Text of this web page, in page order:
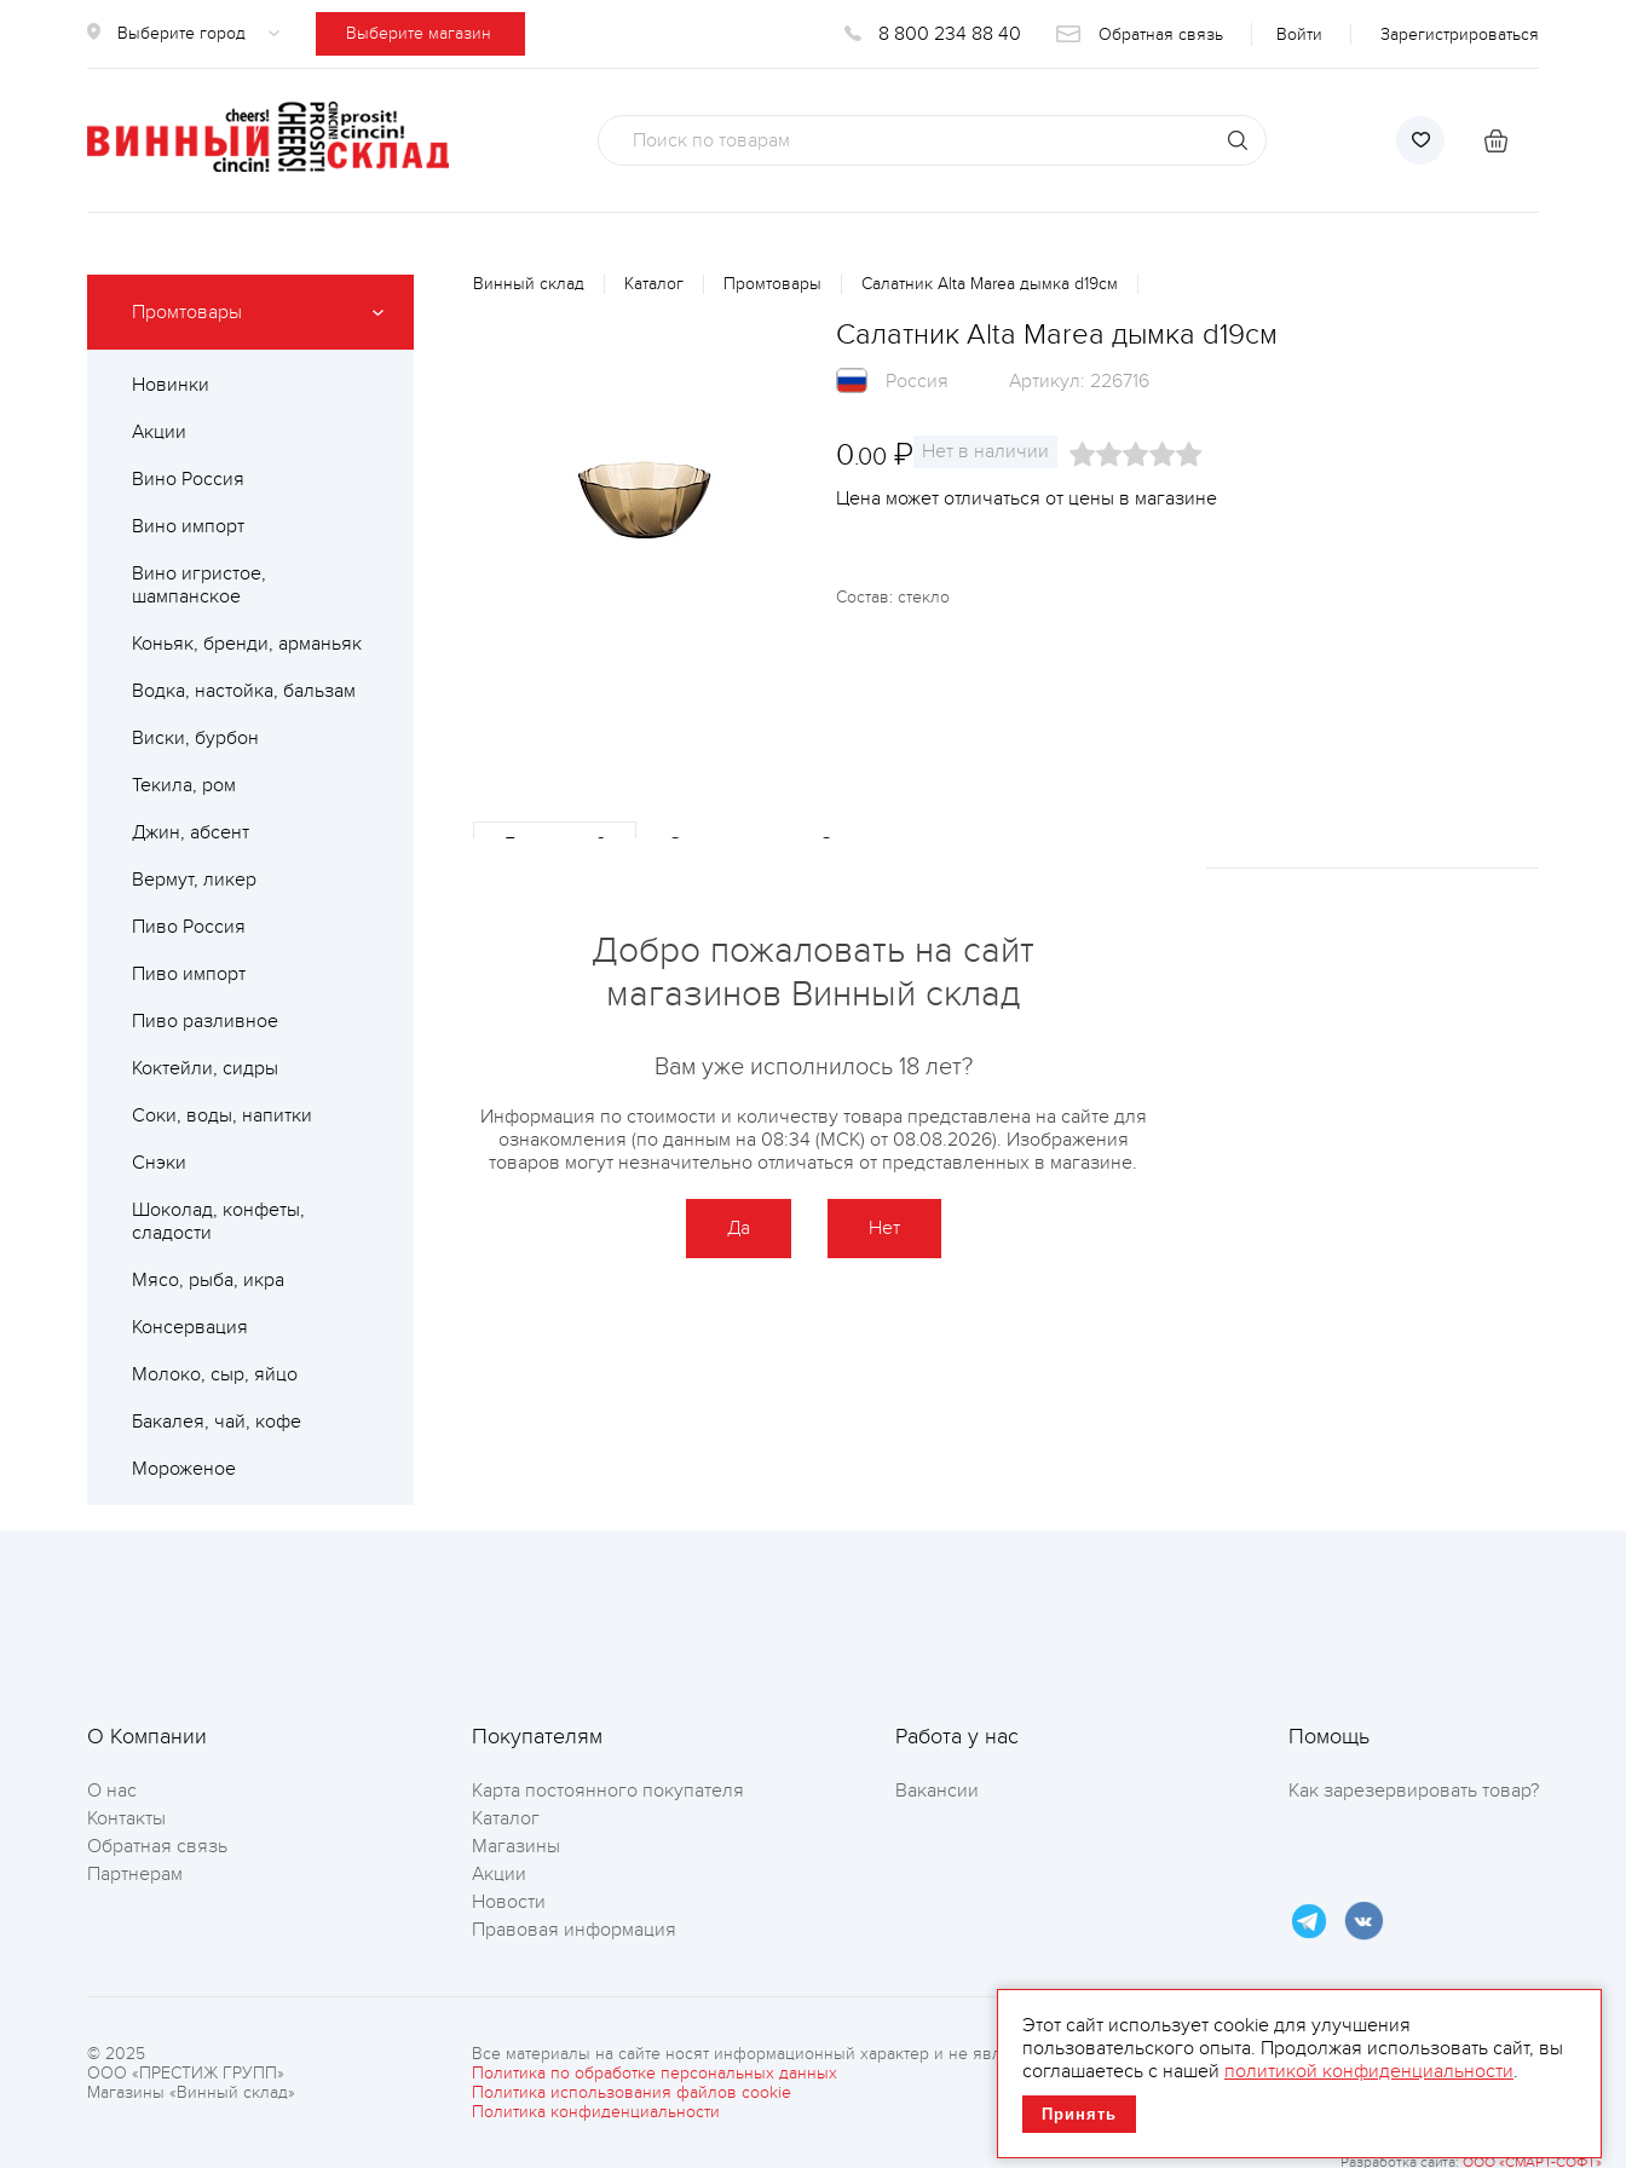
Выберите город Выберите магазин 8 800 234 88 40 Обратная связь Войти Зарегистрироваться
Промтовары
Новинки
Акции
Вино Россия
Вино импорт
Вино игристое,
шампанское
Коньяк, бренди, арманьяк
Водка, настойка, бальзам
Виски, бурбон
Текила, ром
Джин, абсент
Вермут, ликер
Пиво Россия
Пиво импорт
Пиво разливное
Коктейли, сидры
Соки, воды, напитки
Снэки
Шоколад, конфеты,
сладости
Мясо, рыба, икра
Консервация
Молоко, сыр, яйцо
Бакалея, чай, кофе
Мороженое
Винный склад Каталог Промтовары Салатник Alta Marea дымка d19см
Салатник Alta Marea дымка d19см
Россия Артикул: 226716
0.00 ₽ Нет в наличии
Цена может отличаться от цены в магазине
Состав: стекло
Где купить? Описание Отзывы
Разработка сайта:ООО «СМАРТ-СОФТ»
О Компании
О нас
Контакты
Обратная связь
Партнерам
Покупателям
Карта постоянного покупателя
Каталог
Магазины
Акции
Новости
Правовая информация
Работа у нас
Вакансии
Помощь
Как зарезервировать товар?
© 2025
ООО «ПРЕСТИЖ ГРУПП»
Магазины «Винный склад»
Все материалы на сайте носят информационный характер и не являются рекламой.
Политика по обработке персональных данных
Политика использования файлов cookie
Политика конфиденциальности
Этот сайт использует cookie для улучшения
пользовательского опыта. Продолжая использовать сайт, вы
соглашаетесь с нашей политикой конфиденциальности.
Принять
Добро пожаловать на сайт
магазинов Винный склад
Вам уже исполнилось 18 лет?
Информация по стоимости и количеству товара представлена на сайте для
ознакомления (по данным на 08:34 (МСК) от 08.08.2026). Изображения
товаров могут незначительно отличаться от представленных в магазине.
Да Нет